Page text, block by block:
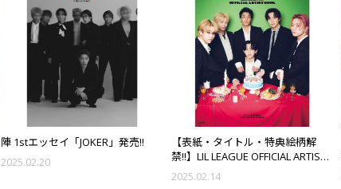
陣 1stエッセイ「JOKER」発売!!
2025.02.20
【表紙・タイトル・特典絵柄解
禁!!】LIL LEAGUE OFFICIAL ARTIST
BOOK 「More」予約受付中!!
2025.02.14